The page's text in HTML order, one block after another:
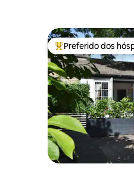
Entre os melhores
Preferido dos